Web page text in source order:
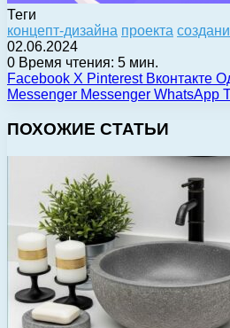
Теги
концепт-дизайна проекта
02.06.2024
0 Время чтения: 5 мин.
Facebook X Pinterest Вконтакте
Messenger Messenger WhatsApp
ПОХОЖИЕ СТАТЬИ